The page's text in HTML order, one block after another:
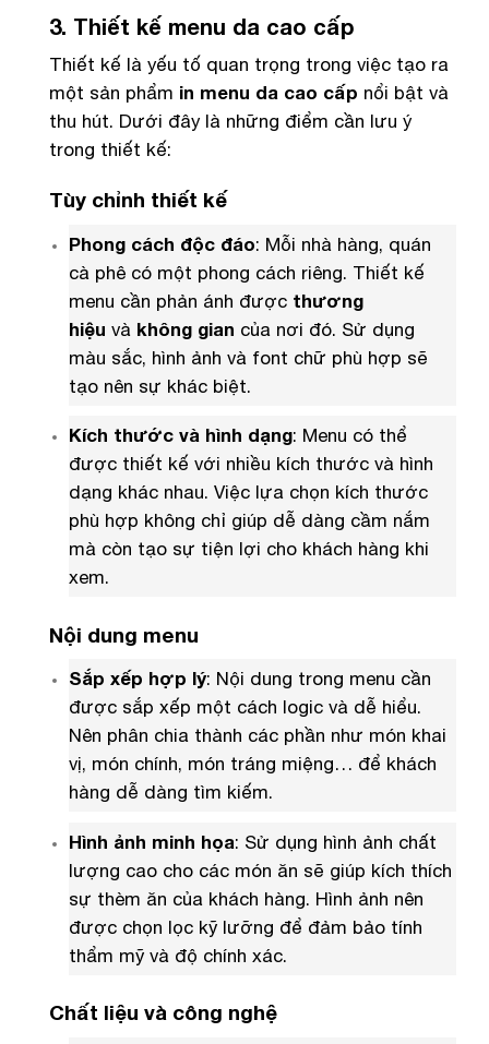
3. Thiết kế menu da cao cấp
Thiết kế là yếu tố quan trọng trong việc tạo ra
một sản phẩm in menu da cao cấp nổi bật và
thu hút. Dưới đây là những điểm cần lưu ý
trong thiết kế:
Tùy chỉnh thiết kế
Phong cách độc đáo: Mỗi nhà hàng, quán
cà phê có một phong cách riêng. Thiết kế
menu cần phản ánh được thương
hiệu và không gian của nơi đó. Sử dụng
màu sắc, hình ảnh và font chữ phù hợp sẽ
tạo nên sự khác biệt.
Kích thước và hình dạng: Menu có thể
được thiết kế với nhiều kích thước và hình
dạng khác nhau. Việc lựa chọn kích thước
phù hợp không chỉ giúp dễ dàng cầm nắm
mà còn tạo sự tiện lợi cho khách hàng khi
xem.
Nội dung menu
Sắp xếp hợp lý: Nội dung trong menu cần
được sắp xếp một cách logic và dễ hiểu.
Nên phân chia thành các phần như món khai
vị, món chính, món tráng miệng… để khách
hàng dễ dàng tìm kiếm.
Hình ảnh minh họa: Sử dụng hình ảnh chất
lượng cao cho các món ăn sẽ giúp kích thích
sự thèm ăn của khách hàng. Hình ảnh nên
được chọn lọc kỹ lưỡng để đảm bảo tính
thẩm mỹ và độ chính xác.
Chất liệu và công nghệ